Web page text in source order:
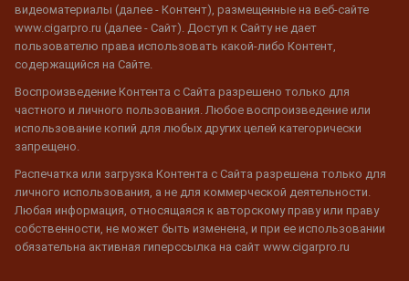
видеоматериалы (далее - Контент), размещенные на веб-сайте
www.cigarpro.ru (далее - Сайт). Доступ к Сайту не дает
пользователю права использовать какой-либо Контент,
содержащийся на Сайте.
Воспроизведение Контента с Сайта разрешено только для
частного и личного пользования. Любое воспроизведение или
использование копий для любых других целей категорически
запрещено.
Распечатка или загрузка Контента с Сайта разрешена только для
личного использования, а не для коммерческой деятельности.
Любая информация, относящаяся к авторскому праву или праву
собственности, не может быть изменена, и при ее использовании
обязательна активная гиперссылка на сайт www.cigarpro.ru